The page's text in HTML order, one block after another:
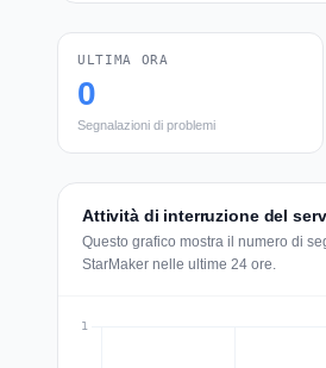
ULTIMA ORA
0
Segnalazioni di problemi
Attività di interruzione del
Questo grafico mostra il numero di
StarMaker nelle ultime 24 ore.